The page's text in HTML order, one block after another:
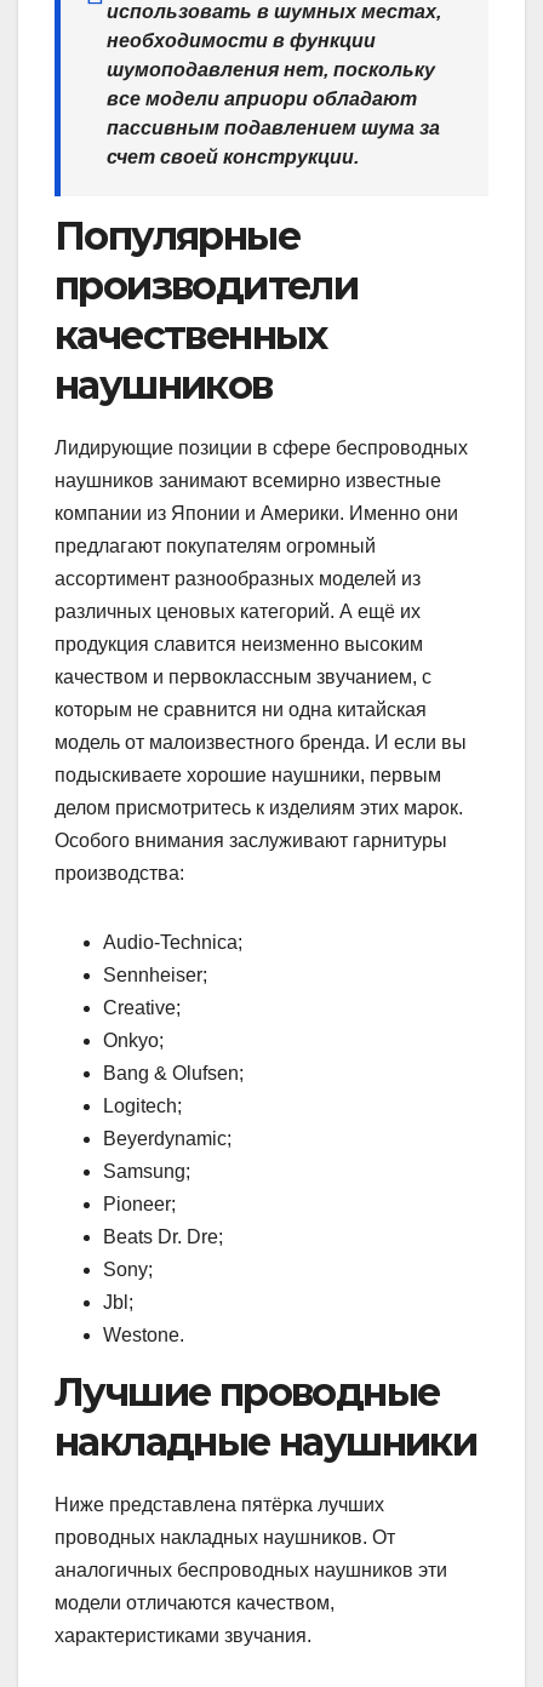
использовать в шумных местах,
необходимости в функции
шумоподавления нет, поскольку
все модели априори обладают
пассивным подавлением шума за
счет своей конструкции.
Популярные
производители
качественных
наушников
Лидирующие позиции в сфере беспроводных
наушников занимают всемирно известные
компании из Японии и Америки. Именно они
предлагают покупателям огромный
ассортимент разнообразных моделей из
различных ценовых категорий. А ещё их
продукция славится неизменно высоким
качеством и первоклассным звучанием, с
которым не сравнится ни одна китайская
модель от малоизвестного бренда. И если вы
подыскиваете хорошие наушники, первым
делом присмотритесь к изделиям этих марок.
Особого внимания заслуживают гарнитуры
производства:
Audio-Technica;
Sennheiser;
Creative;
Onkyo;
Bang & Olufsen;
Logitech;
Beyerdynamic;
Samsung;
Pioneer;
Beats Dr. Dre;
Sony;
Jbl;
Westone.
Лучшие проводные
накладные наушники
Ниже представлена пятёрка лучших
проводных накладных наушников. От
аналогичных беспроводных наушников эти
модели отличаются качеством,
характеристиками звучания.